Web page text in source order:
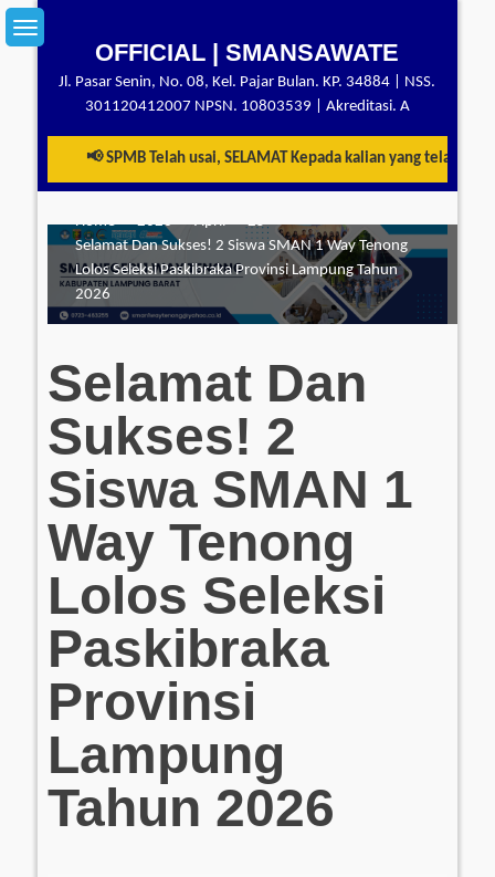
Skip
to
OFFICIAL | SMANSAWATE
Jl. Pasar Senin, No. 08, Kel. Pajar Bulan. KP. 34884 | NSS.
301120412007 NPSN. 10803539 | Akreditasi. A
📢 SPMB Telah usai, SELAMAT Kepada kalian yang telah
Home 2026 April
25
Selamat Dan Sukses! 2 Siswa SMAN 1 Way Tenong
Lolos Seleksi Paskibraka Provinsi Lampung Tahun
2026
Selamat Dan
Sukses! 2
Siswa SMAN 1
Way Tenong
Lolos Seleksi
Paskibraka
Provinsi
Lampung
Tahun 2026